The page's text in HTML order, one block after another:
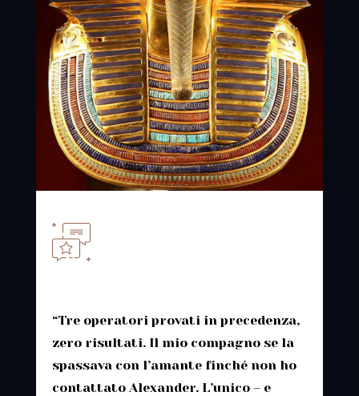
“Tre operatori provati in precedenza,
zero risultati. Il mio compagno se la
spassava con l’amante finché non ho
contattato Alexander. L’unico – e